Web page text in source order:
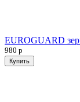
EUROGUARD
980 р